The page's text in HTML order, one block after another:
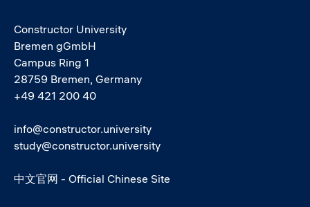
Constructor University
Bremen gGmbH
Campus Ring 1
28759 Bremen, Germany
+49 421 200 40
info@constructor.university
study@constructor.university
中文官网 - Official Chinese Site